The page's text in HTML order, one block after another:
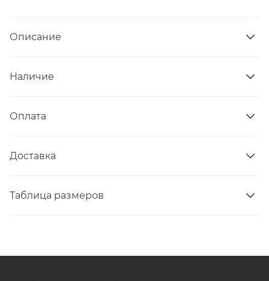
Описание
Наличие
Оплата
Доставка
Таблица размеров